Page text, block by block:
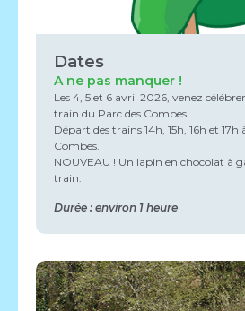
Dates
A ne pas manquer !
Les 4, 5 et 6 avril 2026, venez
train du Parc des Combes.
Départ des trains 14h, 15h, 16h et 17h
Combes.
NOUVEAU ! Un lapin en chocolat à
train.
Durée : environ 1 heure